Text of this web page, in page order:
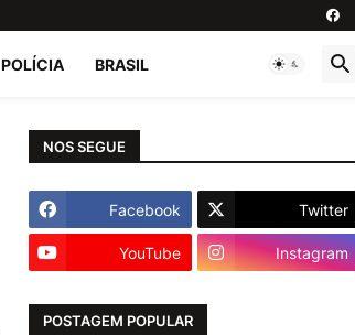
POLÍCIA BRASIL
NOS SEGUE
Facebook Twitter
YouTube Instagram
POSTAGEM POPULAR